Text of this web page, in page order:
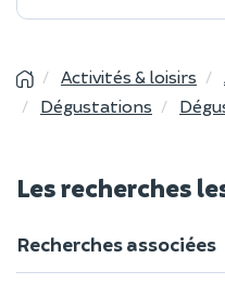
Activités & loisirs
Dégustations
Les recherches
Recherches associées